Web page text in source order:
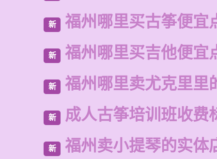
新 福州哪里买古筝便宜
新 福州哪里买吉他便宜
新 福州哪里卖尤克里里
新 成人古筝培训班收费
新 福州卖小提琴的实体